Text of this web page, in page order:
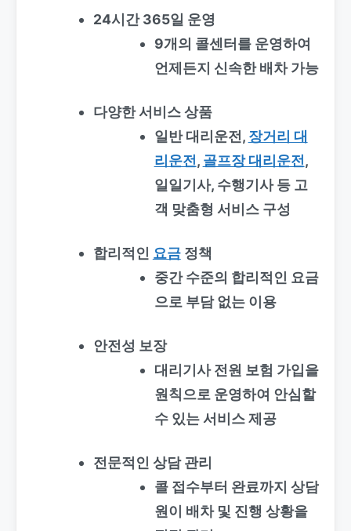
24시간 365일 운영
9개의 콜센터를 운영하여
언제든지 신속한 배차 가능
다양한 서비스 상품
일반 대리운전, 장거리 대
리운전, 골프장 대리운전,
일일기사, 수행기사 등 고
객 맞춤형 서비스 구성
합리적인 요금정책
중간 수준의 합리적인 요금
으로 부담 없는 이용
안전성 보장
대리기사 전원 보험 가입을
원칙으로 운영하여 안심할
수 있는 서비스 제공
전문적인 상담 관리
콜 접수부터 완료까지 상담
원이 배차 및 진행 상황을